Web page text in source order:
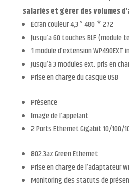
salariés et gérer des volumes
Écran couleur 4,3 ’’ 480 * 272
Jusqu’à 60 touches BLF (module
1 module d’extension WP490EXT
Jusqu’à 3 modules ext. pris en
Prise en charge du casque USB
Présence
Image de l’appelant
2 Ports Ethernet Gigabit 10/100/
802.3az Green Ethernet
Prise en charge de l’adaptateur
Monitoring des statuts de